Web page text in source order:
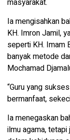
Ia mengisahkan
KH. Imron Jamil,
seperti KH. Imam
banyak metode
Mochamad
“Guru yang
bermanfaat,
Ia menegaskan
ilmu agama,